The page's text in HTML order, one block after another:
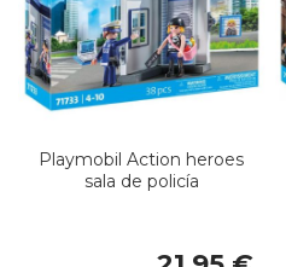
Playmobil Action heroes
sala de policía